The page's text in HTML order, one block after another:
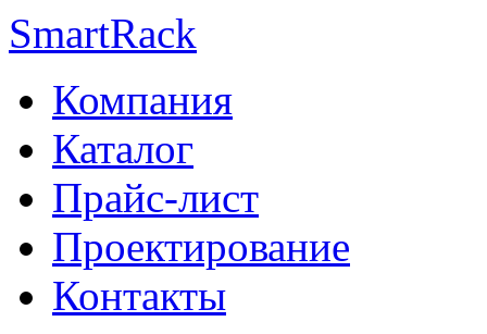
SmartRack
Компания
Каталог
Прайс-лист
Проектирование
Контакты